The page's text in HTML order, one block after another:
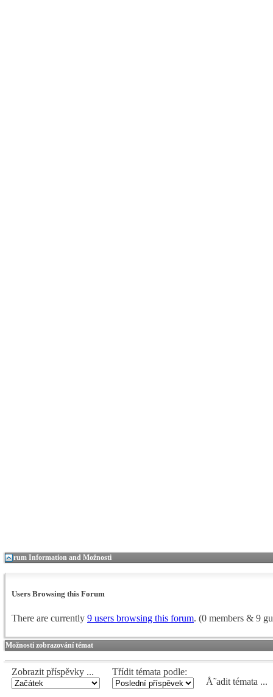
Forum Information and Možnosti
Users Browsing this Forum
There are currently 9 users browsing this forum. (0 members & 9
Možnosti zobrazování témat
Zobrazit příspěvky ...
Třídit témata podle:
Å˜adit témata ...